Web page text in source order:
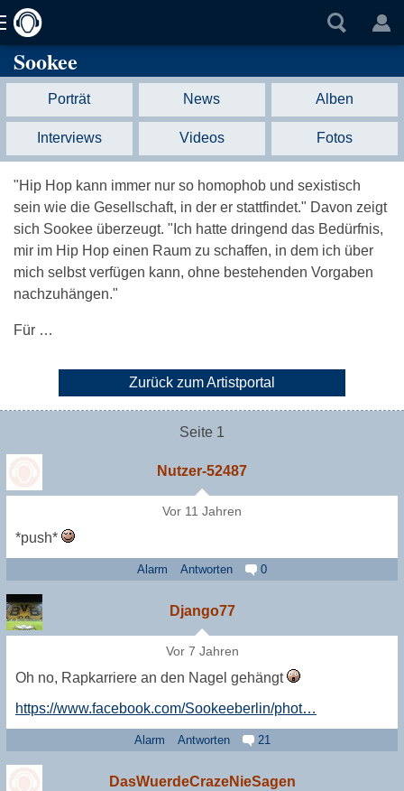
Sookee
Porträt News Alben
Interviews Videos Fotos
"Hip Hop kann immer nur so homophob und sexistisch
sein wie die Gesellschaft, in der er stattfindet." Davon zeigt
sich Sookee überzeugt. "Ich hatte dringend das Bedürfnis,
mir im Hip Hop einen Raum zu schaffen, in dem ich über
mich selbst verfügen kann, ohne bestehenden Vorgaben
nachzuhängen."
Für …
Zurück zum Artistportal
Seite 1
Nutzer-52487
Vor 11 Jahren
*push*
Alarm Antworten 0
Django77
Vor 7 Jahren
Oh no, Rapkarriere an den Nagel gehängt
https://www.facebook.com/Sookeeberlin/phot…
Alarm Antworten 21
DasWuerdeCrazeNieSagen